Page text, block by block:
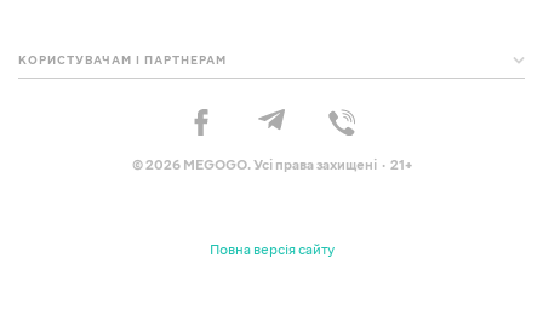
КОРИСТУВАЧАМ І ПАРТНЕРАМ
© 2026 MEGOGO. Усі права захищені · 21+
Повна версія сайту